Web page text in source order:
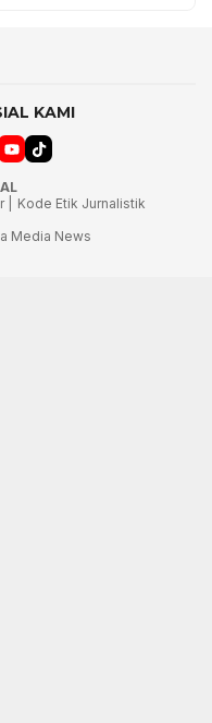
KAMI
Kode Etik Jurnalistik
Media News